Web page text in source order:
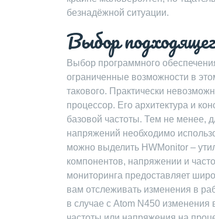
безнадёжной ситуации.
Выбор
Выбор программного
ограниченные возможности в
такового. Практически
процессор. Его архитектура и
базовой частоты. Тем не менее,
напряжений необходимо
можно выделить HWMonitor –
компонентов, напряжении и
мониторинга предоставляет
вам отслеживать изменения в
в случае с Atom N450